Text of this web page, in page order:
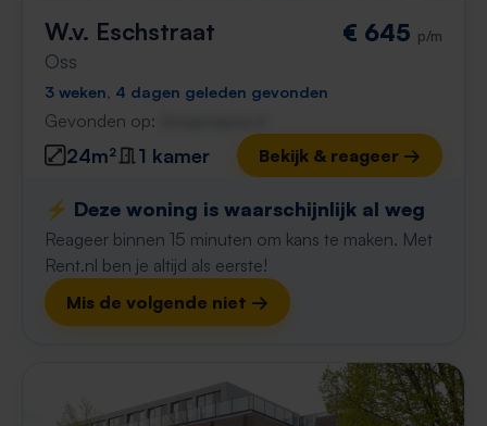
W.v. Eschstraat
Oss
€ 645 p/m
3 weken, 4 dagen geleden gevonden
Gevonden op:
24m² 1 kamer Bekijk & reageer →
⚡️ Deze woning is waarschijnlijk al weg
Reageer binnen 15 minuten om kans te maken. Met
Rent.nl ben je altijd als eerste!
Mis de volgende niet →